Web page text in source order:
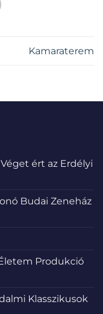
Kamaraterem
ért az Erdélyi
Budai Zeneház
Produkció
Klasszikusok